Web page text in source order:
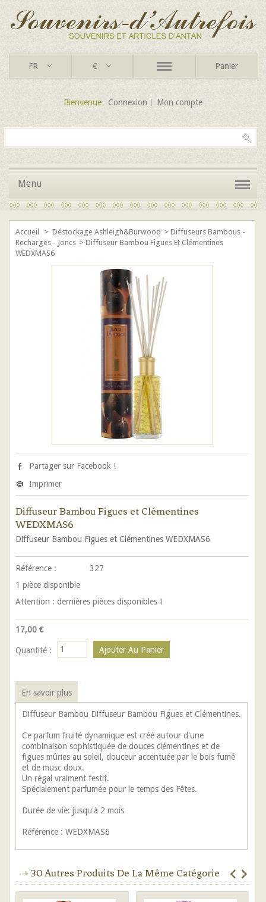
FR € Panier
Bienvenue Connexion Mon compte
Menu
Accueil > Déstockage Ashleigh&Burwood > Diffuseurs Bambous -
Recharges - Joncs > Diffuseur Bambou Figues Et Clémentines
WEDXMAS6
Partager sur Facebook !
Imprimer
Diffuseur Bambou Figues et Clémentines
WEDXMAS6
Diffuseur Bambou Figues et Clémentines WEDXMAS6
Référence :
327
1 pièce disponible
Attention : dernières pièces disponibles !
17,00 €
Quantité :
En savoir plus
Diffuseur Bambou Diffuseur Bambou Figues et Clémentines.
Ce parfum fruité dynamique est créé autour d'une
combinaison sophistiquée de douces clémentines et de
figues mûries au soleil, douceur accentuée par le bois fumé
et de musc doux.
Un régal vraiment festif.
Spécialement parfumée pour le temps des Fêtes.
Durée de vie: jusqu'à 2 mois
Référence : WEDXMAS6
30 Autres Produits De La Même Catégorie